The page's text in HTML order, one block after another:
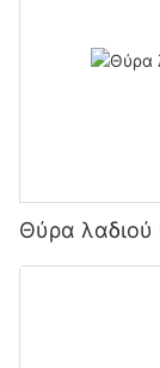
Θύρα λαδιού